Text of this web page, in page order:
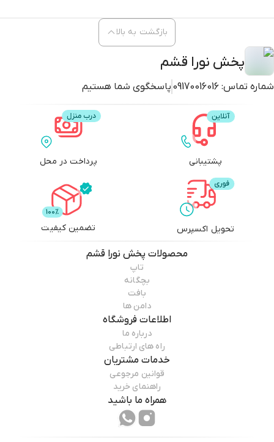
پخش نورا قشم
شماره تماس: 09170016016 پاسخگوی شما هستیم
بازگشت به بالا
پشتیبانی پرداخت در محل
تحویل اکسپرس تضمین کیفیت
محصولات پخش نورا قشم
تاپ
بچگانه
بافت
دامن ها
اطلاعات فروشگاه
درباره ما
راه های ارتباطی
خدمات مشتریان
قوانین مرجوعی
راهنمای خرید
همراه ما باشید